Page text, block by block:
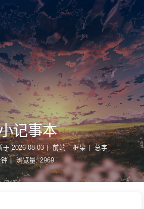
记事本
于 2026-08-03 | 前端 框架
总字
| 浏览量: 2969